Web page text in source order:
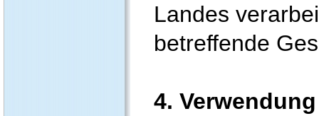
Landes
betreffende
4.